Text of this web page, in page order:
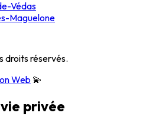
Védas
Maguelone
droits réservés.
Web 💫
privée